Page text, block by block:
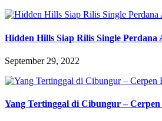
Hidden Hills Siap Rilis Single Perdana
September 29, 2022
Yang Tertinggal di Cibungur –